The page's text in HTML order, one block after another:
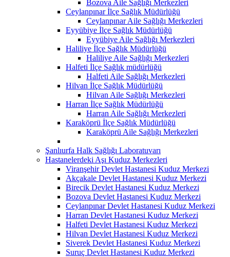
Bozova Aile Sağlığı Merkezleri
Ceylanpınar İlçe Sağlık Müdürlüğü
Ceylanpınar Aile Sağlığı Merkezleri
Eyyübiye İlçe Sağlık Müdürlüğü
Eyyübiye Aile Sağlığı Merkezleri
Haliliye İlçe Sağlık Müdürlüğü
Haliliye Aile Sağlığı Merkezleri
Halfeti İlçe Sağlık müdürlüğü
Halfeti Aile Sağlığı Merkezleri
Hilvan İlçe Sağlık Müdürlüğü
Hilvan Aile Sağlığı Merkezleri
Harran İlçe Sağlık Müdürlüğü
Harran Aile Sağlığı Merkezleri
Karaköprü İlçe Sağlık Müdürlüğü
Karaköprü Aile Sağlığı Merkezleri
Şanlıurfa Halk Sağlığı Laboratuvarı
Hastanelerdeki Aşı Kuduz Merkezleri
Viranşehir Devlet Hastanesi Kuduz Merkezi
Akçakale Devlet Hastanesi Kuduz Merkezi
Birecik Devlet Hastanesi Kuduz Merkezi
Bozova Devlet Hastanesi Kuduz Merkezi
Ceylanpınar Devlet Hastanesi Kuduz Merkezi
Harran Devlet Hastanesi Kuduz Merkezi
Halfeti Devlet Hastanesi Kuduz Merkezi
Hilvan Devlet Hastanesi Kuduz Merkezi
Siverek Devlet Hastanesi Kuduz Merkezi
Suruç Devlet Hastanesi Kuduz Merkezi